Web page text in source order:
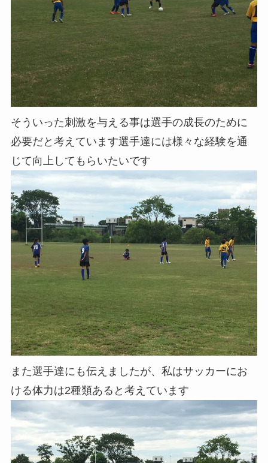
そういった刺激を与える事は選手の成長のために
必要だと考えています選手達には様々な経験を通
じて向上してもらいたいです
また選手達にも伝えましたが、私はサッカーにお
ける体力は2種類あると考えています